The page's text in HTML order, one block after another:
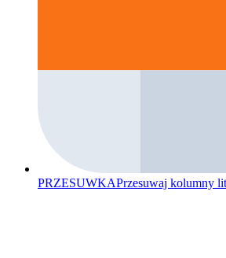
PRZESUWKAPrzesuwaj kolumny